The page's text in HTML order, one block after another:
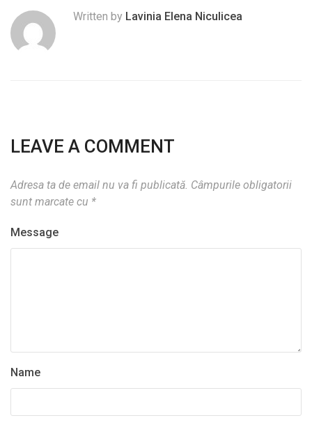
Written by Lavinia Elena Niculicea
LEAVE A COMMENT
Adresa ta de email nu va fi publicată. Câmpurile obligatorii
sunt marcate cu *
Message
Name